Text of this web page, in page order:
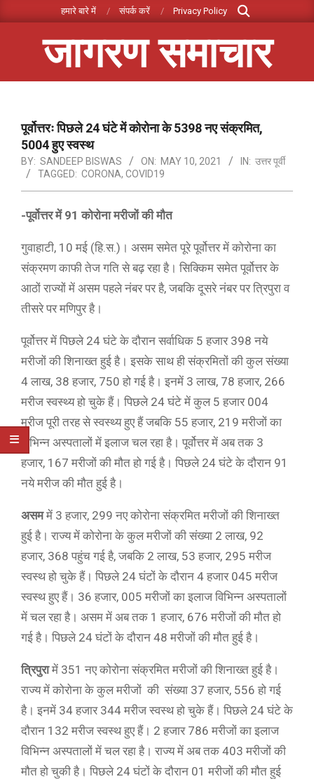
to
हमारे बारे में संपर्क करें Privacy Policy
Search
जागरण समाचार
Menuपूर्वोत्तरः पिछले 24 घंटे में कोरोना के 5398 नए संक्रमित,
5004 हुए स्वस्थ
BY: SANDEEP BISWAS ON: MAY 10, 2021 IN: उत्तर पूर्वी
TAGGED: CORONA, COVID19
-पूर्वोत्तर में 91 कोरोना मरीजों की मौत
गुवाहाटी, 10 मई (हि.स.)। असम समेत पूरे पूर्वोत्तर में कोरोना का
संक्रमण काफी तेज गति से बढ़ रहा है। सिक्किम समेत पूर्वोत्तर के
आठों राज्यों में असम पहले नंबर पर है, जबकि दूसरे नंबर पर त्रिपुरा व
तीसरे पर मणिपुर है।
पूर्वोत्तर में पिछले 24 घंटे के दौरान सर्वाधिक 5 हजार 398 नये
मरीजों की शिनाख्त हुई है। इसके साथ ही संक्रमितों की कुल संख्या
4 लाख, 38 हजार, 750 हो गई है। इनमें 3 लाख, 78 हजार, 266
मरीज स्वस्थ्य हो चुके हैं। पिछले 24 घंटे में कुल 5 हजार 004
मरीज पूरी तरह से स्वस्थ्य हुए हैं जबकि 55 हजार, 219 मरीजों का
विभिन्न अस्पतालों में इलाज चल रहा है। पूर्वोत्तर में अब तक 3
हजार, 167 मरीजों की मौत हो गई है। पिछले 24 घंटे के दौरान 91
नये मरीज की मौत हुई है।
असममें 3 हजार, 299 नए कोरोना संक्रमित मरीजों की शिनाख्त
हुई है। राज्य में कोरोना के कुल मरीजों की संख्या 2 लाख, 92
हजार, 368 पहुंच गई है, जबकि 2 लाख, 53 हजार, 295 मरीज
स्वस्थ हो चुके हैं। पिछले 24 घंटों के दौरान 4 हजार 045 मरीज
स्वस्थ हुए हैं। 36 हजार, 005 मरीजों का इलाज विभिन्न अस्पतालों
में चल रहा है। असम में अब तक 1 हजार, 676 मरीजों की मौत हो
गई है। पिछले 24 घंटों के दौरान 48 मरीजों की मौत हुई है।
त्रिपुरामें 351 नए कोरोना संक्रमित मरीजों की शिनाख्त हुई है।
राज्य में कोरोना के कुल मरीजों की संख्या 37 हजार, 556 हो गई
है। इनमें 34 हजार 344 मरीज स्वस्थ हो चुके हैं। पिछले 24 घंटे के
दौरान 132 मरीज स्वस्थ हुए हैं। 2 हजार 786 मरीजों का इलाज
विभिन्न अस्पतालों में चल रहा है। राज्य में अब तक 403 मरीजों की
मौत हो चुकी है। पिछले 24 घंटों के दौरान 01 मरीजों की मौत हुई